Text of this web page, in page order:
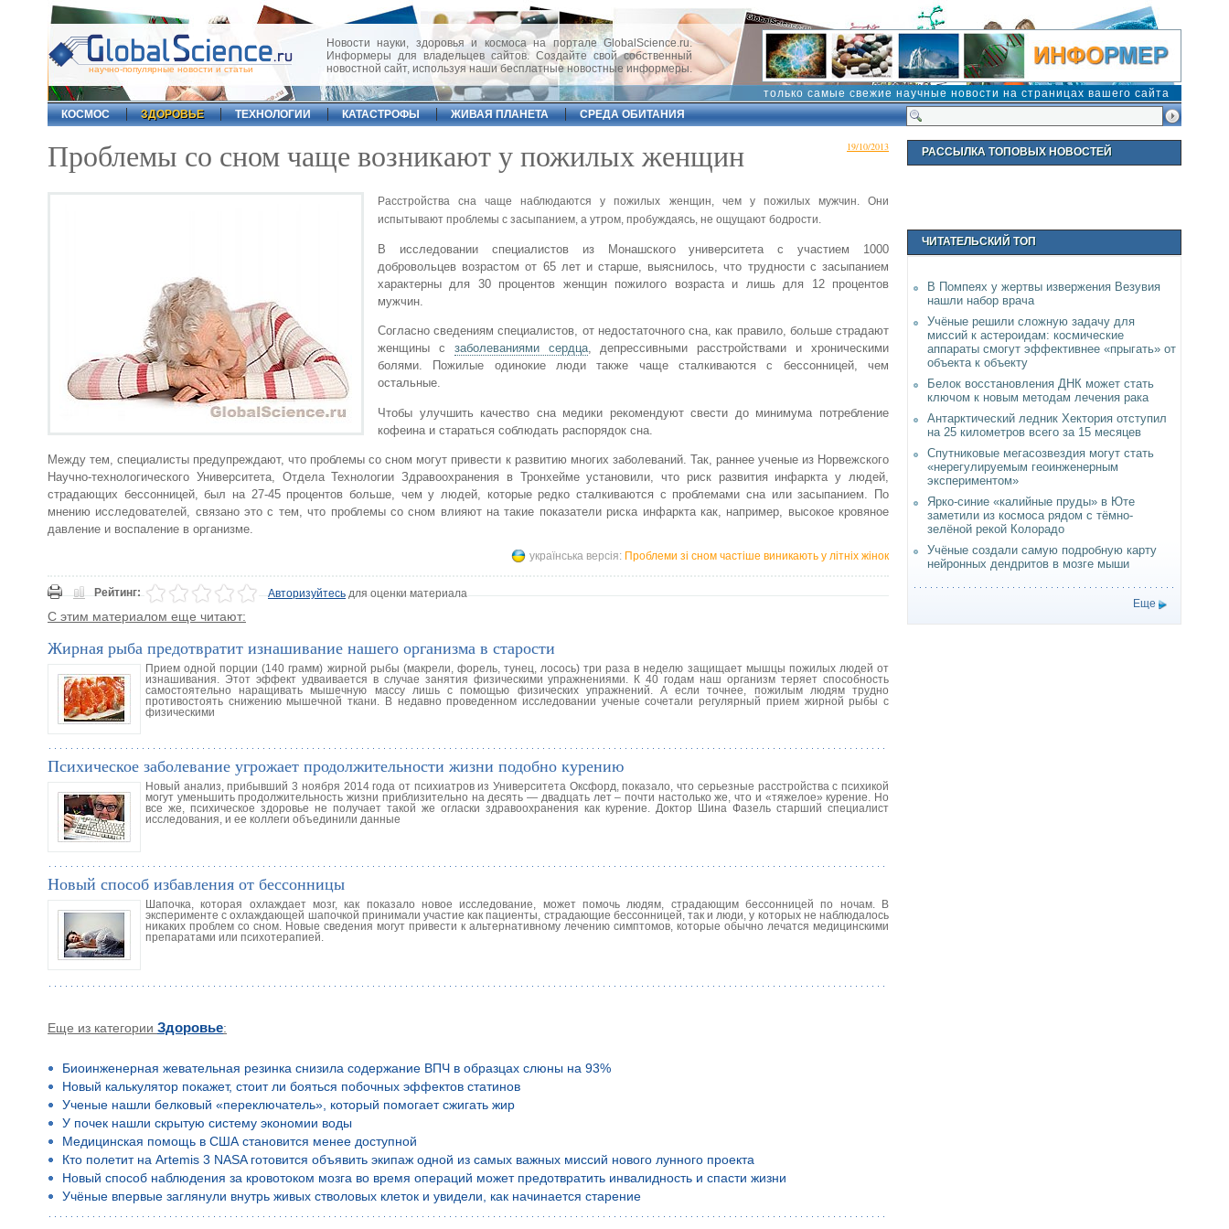
научно-популярные новости и статьи
Новости науки, здоровья и космоса на портале GlobalScience.ru.
Информеры для владельцев сайтов. Создайте свой собственный
новостной сайт, используя наши бесплатные новостные информеры.
только самые свежие научные новости на страницах вашего сайта
КОСМОС
ЗДОРОВЬЕ ТЕХНОЛОГИИ КАТАСТРОФЫ ЖИВАЯ ПЛАНЕТА СРЕДА ОБИТАНИЯ
19/10/2013
Проблемы со сном чаще возникают у пожилых женщин
Расстройства сна чаще наблюдаются у пожилых женщин, чем у пожилых мужчин. Они
испытывают проблемы с засыпанием, а утром, пробуждаясь, не ощущают бодрости.
В исследовании специалистов из Монашского университета с участием 1000
добровольцев возрастом от 65 лет и старше, выяснилось, что трудности с засыпанием
характерны для 30 процентов женщин пожилого возраста и лишь для 12 процентов
мужчин.
Согласно сведениям специалистов, от недостаточного сна, как правило, больше страдают
женщины с заболеваниями сердца, депрессивными расстройствами и хроническими
болями. Пожилые одинокие люди также чаще сталкиваются с бессонницей, чем
остальные.
Чтобы улучшить качество сна медики рекомендуют свести до минимума потребление
кофеина и стараться соблюдать распорядок сна.
Между тем, специалисты предупреждают, что проблемы со сном могут привести к развитию многих заболеваний. Так, раннее ученые из Норвежского
Научно-технологического Университета, Отдела Технологии Здравоохранения в Тронхейме установили, что риск развития инфаркта у людей,
страдающих бессонницей, был на 27-45 процентов больше, чем у людей, которые редко сталкиваются с проблемами сна или засыпанием. По
мнению исследователей, связано это с тем, что проблемы со сном влияют на такие показатели риска инфаркта как, например, высокое кровяное
давление и воспаление в организме.
українська версія: Проблеми зі сном частіше виникають у літніх жінок
Рейтинг: Авторизуйтесьдля оценки материала
С этим материалом еще читают:
Жирная рыба предотвратит изнашивание нашего организма в старости
Прием одной порции (140 грамм) жирной рыбы (макрели, форель, тунец, лосось) три раза в неделю защищает мышцы пожилых людей от
изнашивания. Этот эффект удваивается в случае занятия физическими упражнениями. К 40 годам наш организм теряет способность
самостоятельно наращивать мышечную массу лишь с помощью физических упражнений. А если точнее, пожилым людям трудно
противостоять снижению мышечной ткани. В недавно проведенном исследовании ученые сочетали регулярный прием жирной рыбы с
физическими
Психическое заболевание угрожает продолжительности жизни подобно курению
Новый анализ, прибывший 3 ноября 2014 года от психиатров из Университета Оксфорд, показало, что серьезные расстройства с психикой
могут уменьшить продолжительность жизни приблизительно на десять — двадцать лет – почти настолько же, что и «тяжелое» курение. Но
все же, психическое здоровье не получает такой же огласки здравоохранения как курение. Доктор Шина Фазель старший специалист
исследования, и ее коллеги объединили данные
Новый способ избавления от бессонницы
Шапочка, которая охлаждает мозг, как показало новое исследование, может помочь людям, страдающим бессонницей по ночам. В
эксперименте с охлаждающей шапочкой принимали участие как пациенты, страдающие бессонницей, так и люди, у которых не наблюдалось
никаких проблем со сном. Новые сведения могут привести к альтернативному лечению симптомов, которые обычно лечатся медицинскими
препаратами или психотерапией.
Еще из категории Здоровье:
Биоинженерная жевательная резинка снизила содержание ВПЧ в образцах слюны на 93%
Новый калькулятор покажет, стоит ли бояться побочных эффектов статинов
Ученые нашли белковый «переключатель», который помогает сжигать жир
У почек нашли скрытую систему экономии воды
Медицинская помощь в США становится менее доступной
Кто полетит на Artemis 3 NASA готовится объявить экипаж одной из самых важных миссий нового лунного проекта
Новый способ наблюдения за кровотоком мозга во время операций может предотвратить инвалидность и спасти жизни
Учёные впервые заглянули внутрь живых стволовых клеток и увидели, как начинается старение
РАССЫЛКА ТОПОВЫХ НОВОСТЕЙ
ЧИТАТЕЛЬСКИЙ ТОП
В Помпеях у жертвы извержения Везувия
нашли набор врача
Учёные решили сложную задачу для
миссий к астероидам: космические
аппараты смогут эффективнее «прыгать» от
объекта к объекту
Белок восстановления ДНК может стать
ключом к новым методам лечения рака
Антарктический ледник Хектория отступил
на 25 километров всего за 15 месяцев
Спутниковые мегасозвездия могут стать
«нерегулируемым геоинженерным
экспериментом»
Ярко-синие «калийные пруды» в Юте
заметили из космоса рядом с тёмно-
зелёной рекой Колорадо
Учёные создали самую подробную карту
нейронных дендритов в мозге мыши
Еще